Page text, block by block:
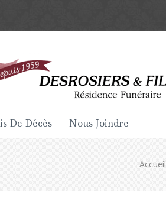
De Décès Nous Joindre
Accueil